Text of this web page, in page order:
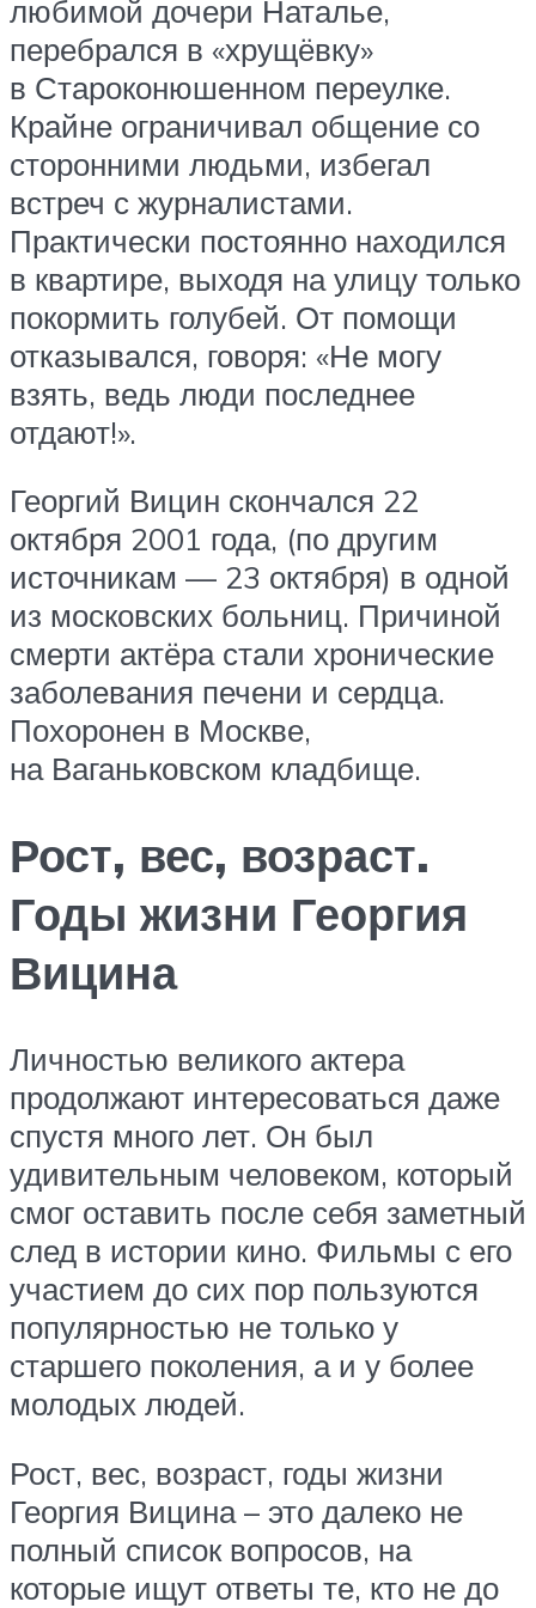
любимой дочери Наталье,
перебрался в «хрущёвку»
в Староконюшенном переулке.
Крайне ограничивал общение со
сторонними людьми, избегал
встреч с журналистами.
Практически постоянно находился
в квартире, выходя на улицу только
покормить голубей. От помощи
отказывался, говоря: «Не могу
взять, ведь люди последнее
отдают!».
Георгий Вицин скончался 22
октября 2001 года, (по другим
источникам — 23 октября) в одной
из московских больниц. Причиной
смерти актёра стали хронические
заболевания печени и сердца.
Похоронен в Москве,
на Ваганьковском кладбище.
Рост, вес, возраст.
Годы жизни Георгия
Вицина
Личностью великого актера
продолжают интересоваться даже
спустя много лет. Он был
удивительным человеком, который
смог оставить после себя заметный
след в истории кино. Фильмы с его
участием до сих пор пользуются
популярностью не только у
старшего поколения, а и у более
молодых людей.
Рост, вес, возраст, годы жизни
Георгия Вицина – это далеко не
полный список вопросов, на
которые ищут ответы те, кто не до